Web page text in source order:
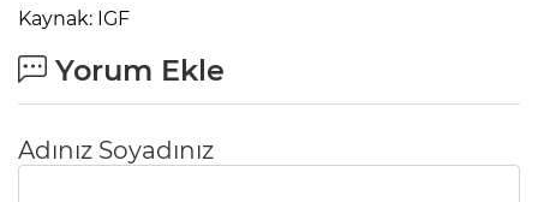
Kaynak: IGF
Yorum Ekle
Adınız Soyadınız